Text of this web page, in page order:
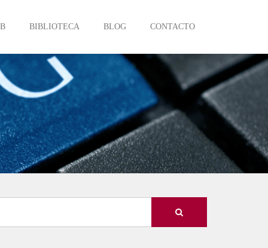
BIBLIOTECA BLOG CONTACTO